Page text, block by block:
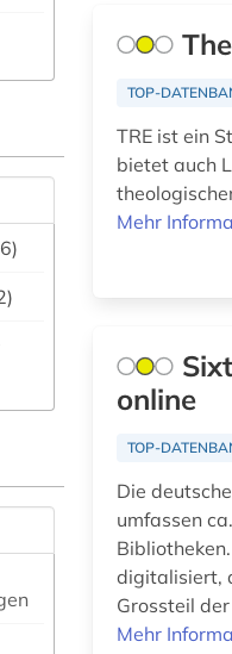
(7)
(2
)
TOP-
TRE ist ein
bietet auch
Mehr
online
TOP-
Die
umfassen
digitalisiert,
Grossteil
Mehr